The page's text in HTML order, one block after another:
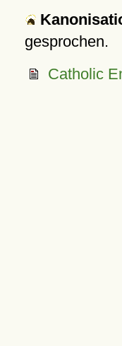
gesprochen.
Catholic